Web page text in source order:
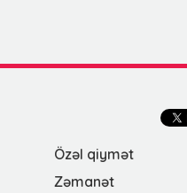
Özəl qiymət
Zəmanət